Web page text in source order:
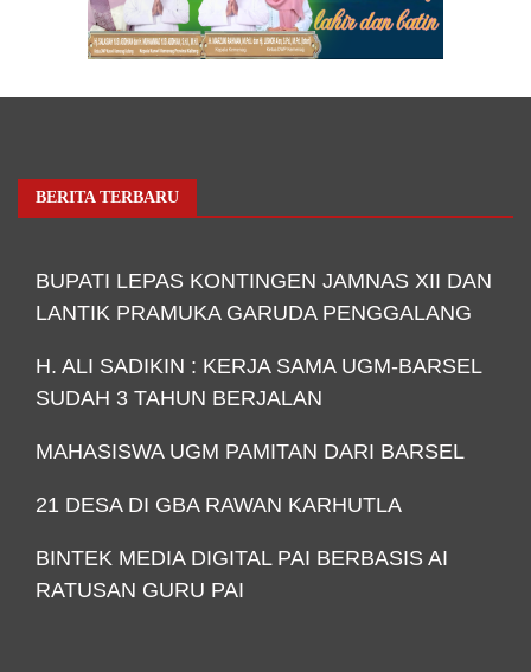
BERITA TERBARU
BUPATI LEPAS KONTINGEN JAMNAS XII DAN
LANTIK PRAMUKA GARUDA PENGGALANG
H. ALI SADIKIN : KERJA SAMA UGM-BARSEL
SUDAH 3 TAHUN BERJALAN
MAHASISWA UGM PAMITAN DARI BARSEL
21 DESA DI GBA RAWAN KARHUTLA
BINTEK MEDIA DIGITAL PAI BERBASIS AI
RATUSAN GURU PAI